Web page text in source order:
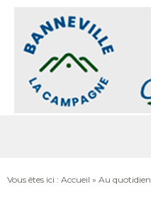
Vous êtes ici : Accueil » Au quotidien